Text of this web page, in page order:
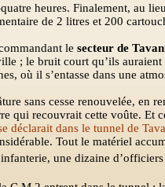
heures. Finalement, au
de 2 litres et 200
lesecteur de
; le bruit court qu’ils
où il s’entasse dans une
sans cesse renouvelée, en
qui recouvrait cette voûte.
déclarait dans le tunnel de
Tout le matériel
une dizaine